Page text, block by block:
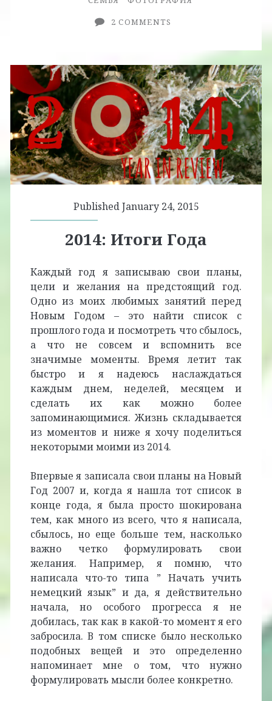
2 COMMENTS
Published January 24, 2015
2014: Итоги Года
Каждый год я записываю свои планы,
цели и желания на предстоящий год.
Одно из моих любимых занятий перед
Новым Годом – это найти список с
прошлого года и посмотреть что сбылось,
а что не совсем и вспомнить все
значимые моменты. Время летит так
быстро и я надеюсь наслаждаться
каждым днем, неделей, месяцем и
сделать их как можно более
запоминающимися. Жизнь складывается
из моментов и ниже я хочу поделиться
некоторыми моими из 2014.
Впервые я записала свои планы на Новый
Год 2007 и, когда я нашла тот список в
конце года, я была просто шокирована
тем, как много из всего, что я написала,
сбылось, но еще больше тем, насколько
важно четко формулировать свои
желания. Например, я помню, что
написала что-то типа ” Начать учить
немецкий язык” и да, я действительно
начала, но особого прогресса я не
добилась, так как в какой-то момент я его
забросила. В том списке было несколько
подобных вещей и это определенно
напоминает мне о том, что нужно
формулировать мысли более конкретно.